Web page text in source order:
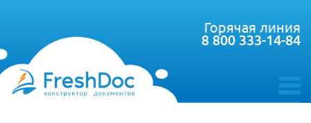
toggle
Горячая линия
8 800 333-14-84